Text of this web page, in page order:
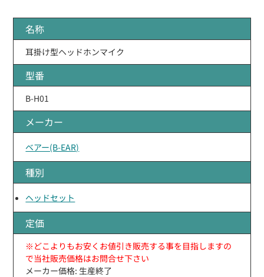
名称
耳掛け型ヘッドホンマイク
型番
B-H01
メーカー
ベアー(B-EAR)
種別
ヘッドセット
定価
※どこよりもお安くお値引き販売する事を目指しますの
で当社販売価格はお問合せ下さい
メーカー価格: 生産終了